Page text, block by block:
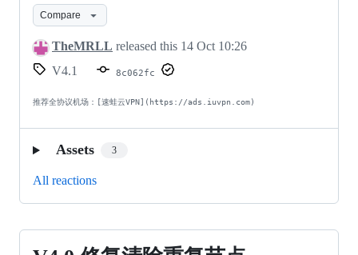
操
作！
增
选
Compare
TheMRLL released this 14 Oct 10:26
V4.1
8c062fc
推荐全协议机场：[速蛙云VPN](https://ads.iuvpn.com)
Assets 3
All reactions